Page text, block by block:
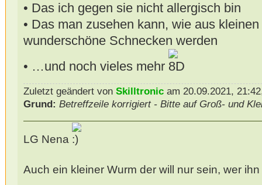
• Das ich gegen sie nicht allergisch bin
• Das man zusehen kann, wie aus
wunderschöne Schnecken werden
• …und noch vieles mehr
Zuletzt geändert von Skilltronicam 20.09.2021,
Grund: Betreffzeile korrigiert - Bitte auf Groß- und
LG Nena
Auch ein kleiner Wurm der will nur sein, wer